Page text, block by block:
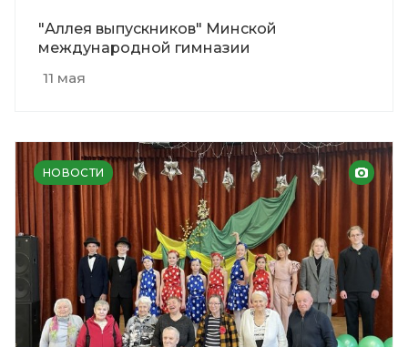
11 мая
"Аллея выпускников" Минской
международной гимназии
НОВОСТИ